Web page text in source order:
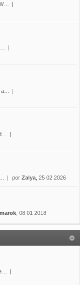
por Zalya , 25 02 2026
, 08 01 2018